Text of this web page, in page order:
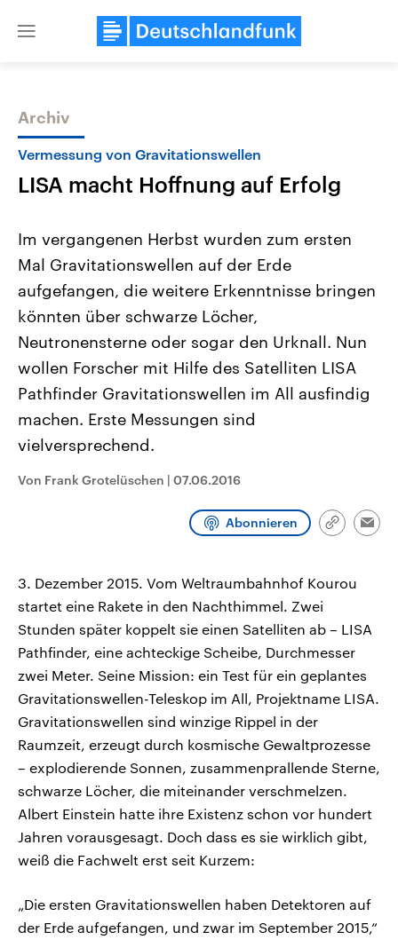
Close
Themen
Landtagswahl Sachsen-Anhalt
2026
Alle Informationen
Sachsen-Anhalt wählt am 6.
September 2026 einen neuen
Bundesland von einer Koalition aus
Umfragen, Prognosen,
Wahlprogramme, aktuelle Berichte
und Hintergründe zu den Parteien
Wahl.
Aktuelle Beiträge,
Hintergründe
Wirtschaftlich und
gehören die Vereinigten
mit großem Einfluss auf
Sendungen Programm
Archiv
Vermessung von Gravitationswellen
LISA macht Hoffnung auf Erfolg
Im vergangenen Herbst wurden zum ersten
Mal Gravitationswellen auf der Erde
aufgefangen, die weitere Erkenntnisse bringen
könnten über schwarze Löcher,
Neutronensterne oder sogar den Urknall. Nun
wollen Forscher mit Hilfe des Satelliten LISA
Pathfinder Gravitationswellen im All ausfindig
machen. Erste Messungen sind
vielversprechend.
Von Frank Grotelüschen | 07.06.2016
Abonnieren
Link
3. Dezember 2015. Vom Weltraumbahnhof Kourou
startet eine Rakete in den Nachthimmel. Zwei
Stunden später koppelt sie einen Satelliten ab – LISA
Pathfinder, eine achteckige Scheibe, Durchmesser
zwei Meter. Seine Mission: ein Test für ein geplantes
Gravitationswellen-Teleskop im All, Projektname LISA.
Gravitationswellen sind winzige Rippel in der
Raumzeit, erzeugt durch kosmische Gewaltprozesse
– explodierende Sonnen, zusammenprallende Sterne,
schwarze Löcher, die miteinander verschmelzen.
Albert Einstein hatte ihre Existenz schon vor hundert
Jahren vorausgesagt. Doch dass es sie wirklich gibt,
weiß die Fachwelt erst seit Kurzem:
„Die ersten Gravitationswellen haben Detektoren auf
der Erde aufgefangen, und zwar im September 2015,“